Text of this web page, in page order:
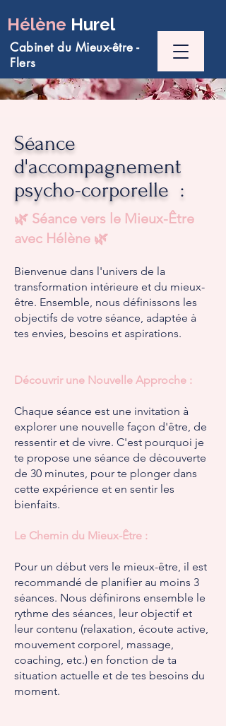
Hélène Hurel
Cabinet du Mieux-être -
Flers
Séance
d'accompagnement
psycho-corporelle :
🌿 Séance vers le Mieux-Être
avec Hélène 🌿
Bienvenue dans l'univers de la
transformation intérieure et du mieux-
être. Ensemble, nous définissons les
objectifs de votre séance, adaptée à
tes envies, besoins et aspirations.
Découvrir une Nouvelle Approche :
Chaque séance est une invitation à
explorer une nouvelle façon d'être, de
ressentir et de vivre. C'est pourquoi je
te propose une séance de découverte
de 30 minutes, pour te plonger dans
cette expérience et en sentir les
bienfaits.
Le Chemin du Mieux-Être :
Pour un début vers le mieux-être, il est
recommandé de planifier au moins 3
séances. Nous définirons ensemble le
rythme des séances, leur objectif et
leur contenu (relaxation, écoute active,
mouvement corporel, massage,
coaching, etc.) en fonction de ta
situation actuelle et de tes besoins du
moment.